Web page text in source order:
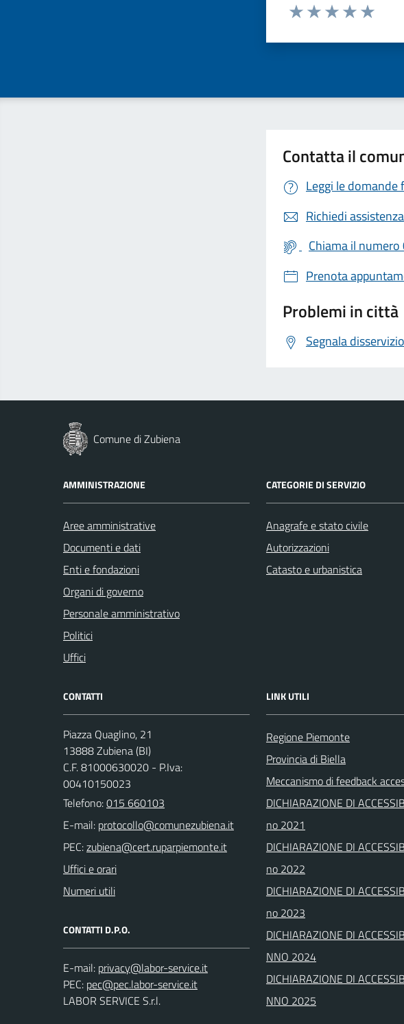
Valuta da 1 a 5 stelle la pagina
Contatta il
Leggi le domande
Richiedi assistenza
Chiama il
Prenota
Problemi in città
Segnala disservizio
Comune di Zubiena
AMMINISTRAZIONE
Aree amministrative
Documenti e dati
Enti e fondazioni
Organi di governo
Personale amministrativo
Politici
Uffici
CATEGORIE DI SERVIZIO
Anagrafe e stato civile
Autorizzazioni
Catasto e urbanistica
CONTATTI
Piazza Quaglino, 21
13888 Zubiena (BI)
C.F. 81000630020 - P.Iva:
00410150023
Telefono:015 660103
E-mail:
PEC:
Uffici e orari
Numeri utili
CONTATTI D.P.O.
E-mail:
PEC:
LABOR SERVICE S.r.l.
LINK UTILI
Regione Piemonte
Provincia di Biella
Meccanismo di feedback
DICHIARAZIONE DI
no 2021
DICHIARAZIONE DI
no 2022
DICHIARAZIONE DI
no 2023
DICHIARAZIONE DI
NNO 2024
DICHIARAZIONE DI
NNO 2025